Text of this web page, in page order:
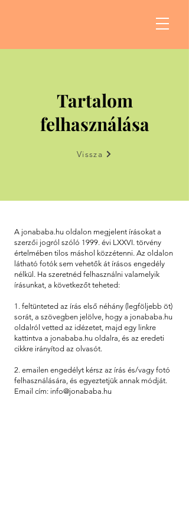
Tartalom
felhasználása
Vissza
A jonababa.hu oldalon megjelent írásokat a
szerzői jogról szóló 1999. évi LXXVI. törvény
értelmében tilos máshol közzétenni. Az oldalon
látható fotók sem vehetők át írásos engedély
nélkül. Ha szeretnéd felhasználni valamelyik
írásunkat, a következőt teheted:
1. feltünteted az írás első néhány (legföljebb öt)
sorát, a szövegben jelölve, hogy a jonababa.hu
oldalról vetted az idézetet, majd egy linkre
kattintva a jonababa.hu oldalra, és az eredeti
cikkre irányítod az olvasót.
2. emailen engedélyt kérsz az írás és/vagy fotó
felhasználására, és egyeztetjük annak módját.
Email cím: info@jonababa.hu